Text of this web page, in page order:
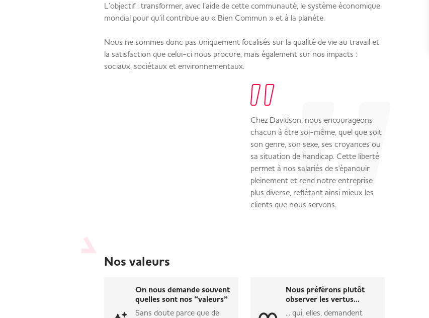
L’objectif : transformer, avec l’aide de cette communauté, le système économique
mondial pour qu’il contribue au « Bien Commun » et à la planète.
Nous ne sommes donc pas uniquement focalisés sur la qualité de vie au travail et
la satisfaction que celui-ci nous procure, mais également sur nos impacts :
sociaux, sociétaux et environnementaux.
Chez Davidson, nous encourageons
chacun à être soi-même, quel que soit
son genre, son sexe, ses croyances ou
sa situation de handicap. Cette liberté
permet à nos salariés de s'épanouir
pleinement et rend notre entreprise
plus diverse, reflétant ainsi mieux les
clients que nous servons.
Nos valeurs
On nous demande souvent
quelles sont nos “valeurs”
Sans doute parce que de
Nous préférons plutôt
observer les vertus...
... qui, elles, demandent